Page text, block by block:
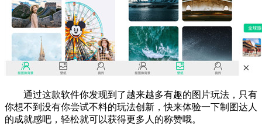
通过这款软件你发现到了越来越多有趣的图片玩法，只有
你想不到没有你尝试不料的玩法创新，快来体验一下制图达人
的成就感吧，轻松就可以获得更多人的称赞哦。